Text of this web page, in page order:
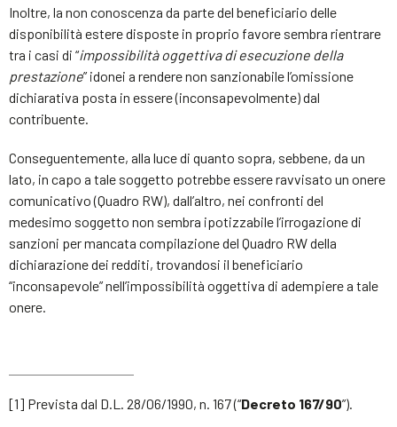
Inoltre, la non conoscenza da parte del beneficiario delle
disponibilità estere disposte in proprio favore sembra rientrare
tra i casi di “impossibilità oggettiva di esecuzione della
prestazione” idonei a rendere non sanzionabile l’omissione
dichiarativa posta in essere (inconsapevolmente) dal
contribuente.
Conseguentemente, alla luce di quanto sopra, sebbene, da un
lato, in capo a tale soggetto potrebbe essere ravvisato un onere
comunicativo (Quadro RW), dall’altro, nei confronti del
medesimo soggetto non sembra ipotizzabile l’irrogazione di
sanzioni per mancata compilazione del Quadro RW della
dichiarazione dei redditi, trovandosi il beneficiario
“inconsapevole” nell’impossibilità oggettiva di adempiere a tale
onere.
[1] Prevista dal D.L. 28/06/1990, n. 167 (“Decreto 167/90”).